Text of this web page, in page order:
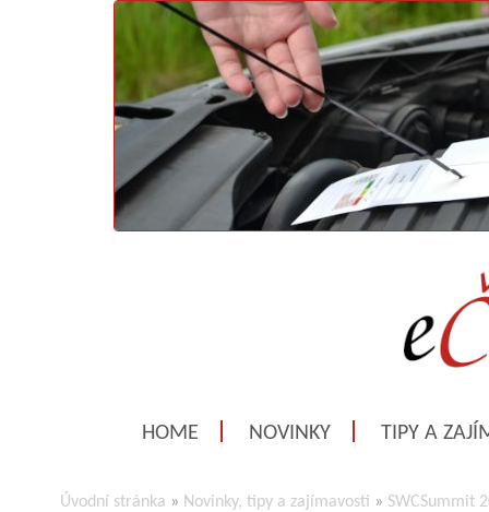
HOME NOVINKY TIPY A
Úvodní stránka » Novinky, tipy a zajímavosti » SWCSummit